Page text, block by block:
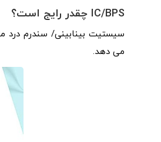
IC/BPS چقدر رایج است؟
می دهد.